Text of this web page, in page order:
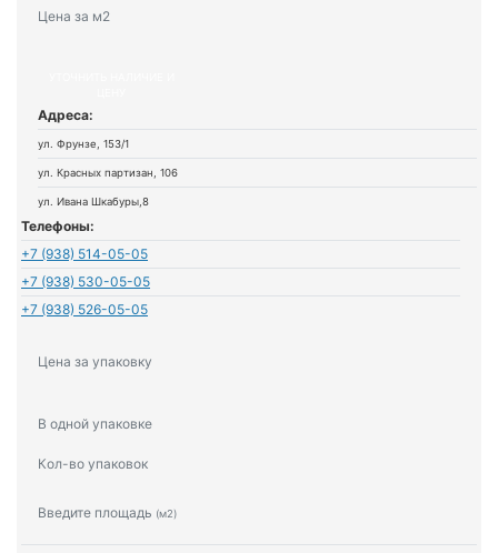
Цена за м2
Адреса:
ул. Фрунзе, 153/1
ул. Красных партизан, 106
ул. Ивана Шкабуры,8
Телефоны:
+7 (938) 514-05-05
+7 (938) 530-05-05
+7 (938) 526-05-05
Цена за упаковку
В одной упаковке
Кол-во упаковок
Введите площадь (м2)